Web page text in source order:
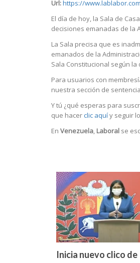
Url:https://
El día de hoy, la Sala de
decisiones emanadas de la
La Sala precisa que es
emanados de la
Sala Constitucional según la
Para usuarios con
nuestra sección de
Y tú ¿qué esperas para
que hacerclic aquíy seguir
En Venezuela, Laboral se
Inicia nuevo clico de